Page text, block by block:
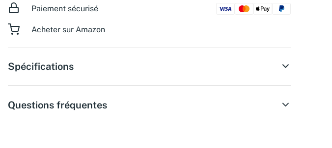
Paiement sécurisé
Acheter sur Amazon
Spécifications
Questions fréquentes